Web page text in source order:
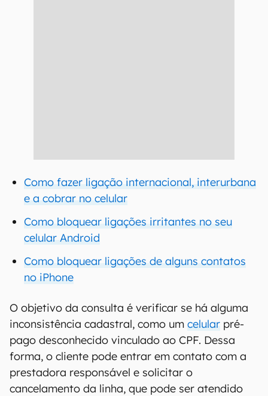
Como fazer ligação internacional, interurbana
e a cobrar no celular
Como bloquear ligações irritantes no seu
celular Android
Como bloquear ligações de alguns contatos
no iPhone
O objetivo da consulta é verificar se há alguma
inconsistência cadastral, como um celular pré-
pago desconhecido vinculado ao CPF. Dessa
forma, o cliente pode entrar em contato com a
prestadora responsável e solicitar o
cancelamento da linha, que pode ser atendido